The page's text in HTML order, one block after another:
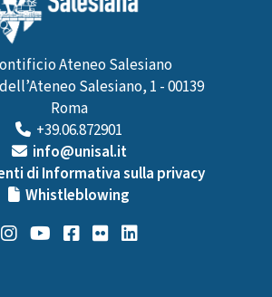
Ateneo Salesiano
Salesiano, 1 - 00139
Roma
+39.06.872901
info@unisal.it
di Informativa sulla privacy
Whistleblowing